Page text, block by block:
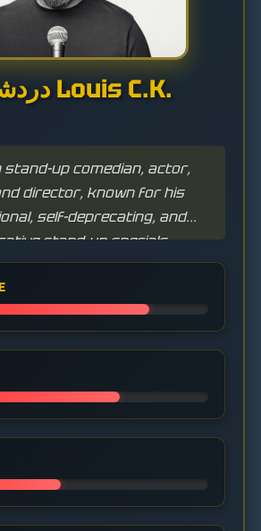
دردشة مع Louis C.K.
stand-up comedian, actor,
director, known for his
self-deprecating, and
stand-up specials.